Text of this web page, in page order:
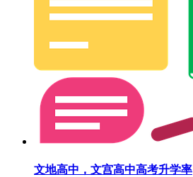
文地高中，文宫高中高考升学率